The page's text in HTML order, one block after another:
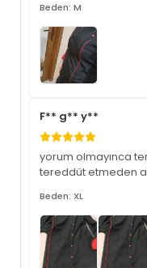
Beden: M
F** g** y**
yorum olmayınca
tereddüt etmeden
Beden: XL